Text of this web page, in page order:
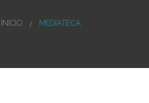
INICIO MEDIATECA